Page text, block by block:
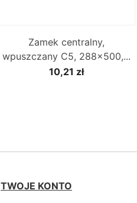
Zamek centralny,
wpuszczany C5, 288×500,...
10,21 zł
TWOJE KONTO